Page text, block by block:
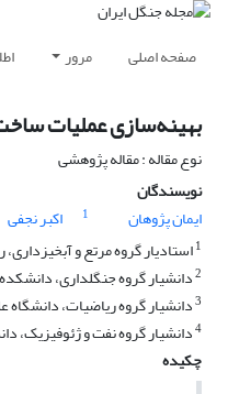
صفحه اصلی مرور
بهینه‌سازی عملیات
نوع مقاله : مقاله پژوهشی
نویسندگان
ایمان پژوهان
1 اکبر نجفی
1استادیار گروه مرتع و
2دانشیار گروه جنگلداری،
3دانشیار گروه ریاضیات،
4دانشیار گروه نفت و ژئوفیزیک،
چکیده